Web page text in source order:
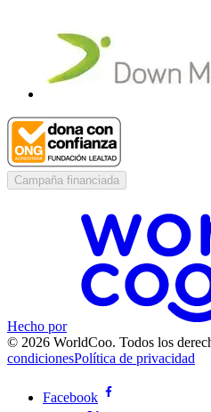
Campaña financiada
Hecho por
© 2026 WorldCoo. Todos los
condicionesPolítica de privacidad
Facebook